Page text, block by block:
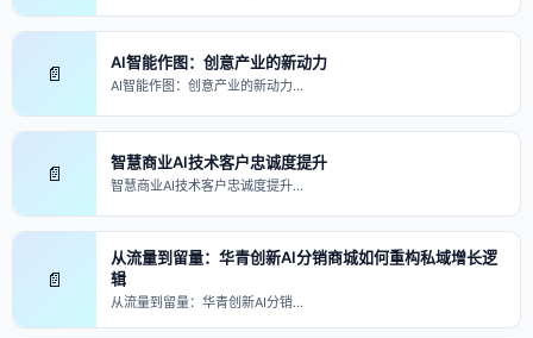
📄 AI智能作图：创意产业的新动力
AI智能作图：创意产业的新动力…
📄 智慧商业AI技术客户忠诚度提升
智慧商业AI技术客户忠诚度提升…
📄
从流量到留量：华青创新AI分销商城如何重构私域增长逻
辑
从流量到留量：华青创新AI分销…